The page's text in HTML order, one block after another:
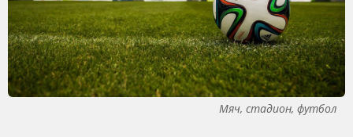
Мяч, стадион, футбол